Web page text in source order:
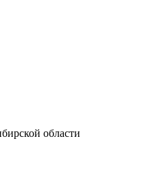
области